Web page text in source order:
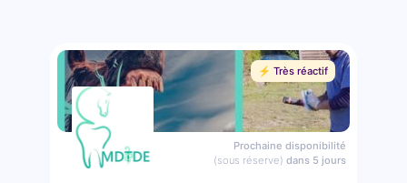
⚡️ Très réactif
Prochaine disponibilité
(sous réserve) dans 5 jours